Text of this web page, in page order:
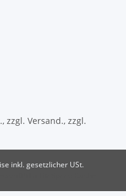
zzgl. Versand., zzgl.
inkl. gesetzlicher USt.